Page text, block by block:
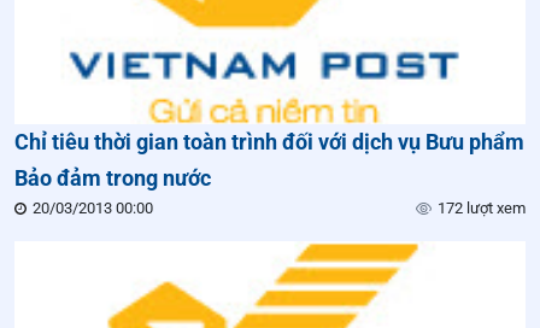
Chỉ tiêu thời gian toàn trình đối với dịch vụ Bưu phẩm
Bảo đảm trong nước
20/03/2013 00:00 172 lượt xem